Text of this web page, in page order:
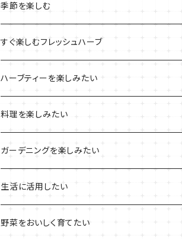
ルーツポーチの栽培キット
ブリキプランターの栽培キット
木製プランターの栽培キット
プラ製プランターの栽培キット
その他のプランターの栽培キット
農場長おすすめセット
おすすめの寄せ植え
季節を楽しむ
2022年のお正月
2022年の母の日
2021年の敬老の日
2021年のハロウィン
2021年のクリスマス
すぐ楽しむフレッシュハーブ
ハーブミックス
ハーブブーケ
フレッシュハーブ
ハーブティーを楽しみたい
ハーブティーの定番ハーブ
リラックスしたい時に
シャキッとしたい時に
デトックスに
料理を楽しみたい
料理の定番ハーブ
イタリア料理に
魚料理に
ガーデニングを楽しみたい
花を楽しみたい
カラーリーフ
生活に活用したい
パーティーハーブ
野菜をおいしく育てたい